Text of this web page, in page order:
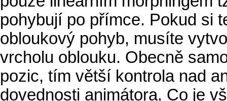
pohybují po přímce. Pokud si
obloukový pohyb, musíte
vrcholu oblouku. Obecně
pozic, tím větší kontrola nad
dovednosti animátora. Co je